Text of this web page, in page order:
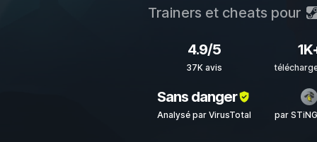
Trainers et cheats pour
4.9/5
37K avis
Sans danger
Analysé par VirusTotal par